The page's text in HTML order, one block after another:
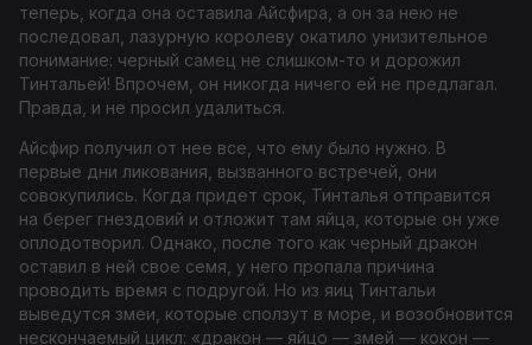
теперь, когда она оставила Айсфира, а он за нею не
последовал, лазурную королеву окатило унизительное
понимание: черный самец не слишком-то и дорожил
Тинтальей! Впрочем, он никогда ничего ей не предлагал.
Правда, и не просил удалиться.
Айсфир получил от нее все, что ему было нужно. В
первые дни ликования, вызванного встречей, они
совокупились. Когда придет срок, Тинталья отправится
на берег гнездовий и отложит там яйца, которые он уже
оплодотворил. Однако, после того как черный дракон
оставил в ней свое семя, у него пропала причина
проводить время с подругой. Но из яиц Тинтальи
выведутся змеи, которые сползут в море, и возобновится
нескончаемый цикл: «дракон — яйцо — змей — кокон —